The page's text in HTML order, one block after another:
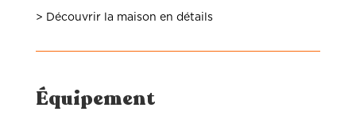
> Découvrir la maison en détails
Équipement